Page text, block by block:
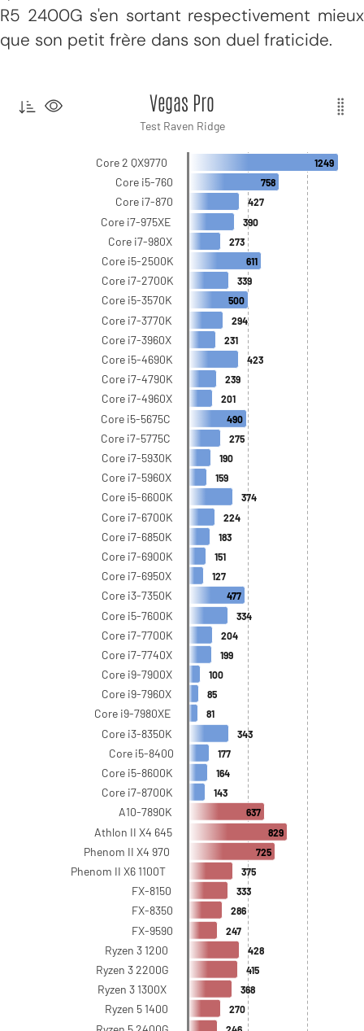
R5 2400G s'en sortant respectivement mieux
que son petit frère dans son duel fraticide.